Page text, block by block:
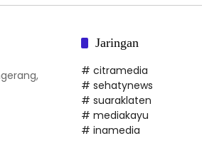
Jaringan
# citramedia
# sehatynews
# suaraklaten
# mediakayu
# inamedia